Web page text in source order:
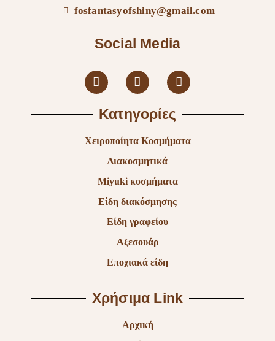
fosfantasyofshiny@gmail.com
Social Media
Κατηγορίες
Χειροποίητα Κοσμήματα
Διακοσμητικά
Miyuki κοσμήματα
Είδη διακόσμησης
Είδη γραφείου
Αξεσουάρ
Εποχιακά είδη
Χρήσιμα Link
Αρχική